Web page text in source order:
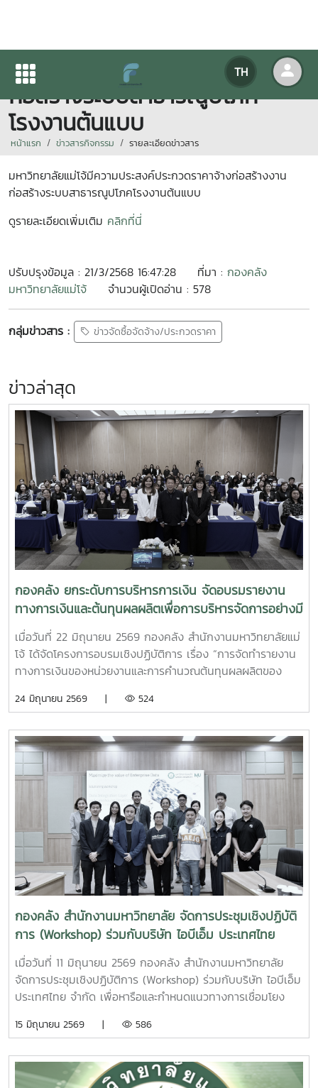
TH
ประกวดราคาจ้างก่อสร้างงาน
ก่อสร้างระบบสาธารณูปโภค
โรงงานต้นแบบ
หน้าแรก ข่าวสารกิจกรรม รายละเอียดข่าวสาร
มหาวิทยาลัยแม่โจ้มีความประสงค์ประกวดราคาจ้างก่อสร้างงาน
ก่อสร้างระบบสาธารณูปโภคโรงงานต้นแบบ
ดูรายละเอียดเพิ่มเติม คลิกที่นี่
ปรับปรุงข้อมูล : 21/3/2568 16:47:28 ที่มา : กองคลัง
มหาวิทยาลัยแม่โจ้
จำนวนผู้เปิดอ่าน : 578
กลุ่มข่าวสาร : ข่าวจัดซื้อจัดจ้าง/ประกวดราคา
ข่าวล่าสุด
กองคลัง ยกระดับการบริหารการเงิน จัดอบรมรายงาน
ทางการเงินและต้นทุนผลผลิตเพื่อการบริหารจัดการอย่างมี
ประสิทธิภาพ
เมื่อวันที่ 22 มิถุนายน 2569 กองคลัง สำนักงานมหาวิทยาลัยแม่
โจ้ ได้จัดโครงการอบรมเชิงปฏิบัติการ เรื่อง “การจัดทำรายงาน
ทางการเงินของหน่วยงานและการคำนวณต้นทุนผลผลิตของ
โรงแรมวินทรี ซิตี้ รีสอร์ท โดยมีผู้บริหารและบุคลากรผู้ปฏิบัติงาน
มหาวิทยาลัยเข้าร่วมการอบรมอย่างพร้อมเพรียงในการนี้ ได้รับ
เกียรติจาก รองศาสตราจารย์จักรพงษ์ พิมพ์พิมล รอง
อธิการบดี เป็นประธานในพิธีกล่าวเปิดโครงการ พร้อมมอบ
นโยบายและแนวทางการดำเนินงานด้านการเงินและงบประมาณ
เพื่อส่งเสริมให้หน่วยงานมีความรู้ความเข้าใจในการจัดทำรายงาน
ทางการเงินและการบริหารจัดการข้อมูลต้นทุนที่ถูกต้อง สามารถ
นำไปใช้ประโยชน์ในการวางแผนและตัดสินใจเชิงบริหารได้อย่างมี
ประสิทธิภาพการอบรมภาคเช้าได้รับเกียรติจาก ผู้ช่วยศาสตรา
จารย์อัชญา ไพคำนาม เป็นวิทยากรบรรยายในหัวข้อ “การ
คำนวณต้นทุนผลผลิตของมหาวิทยาลัย” โดยถ่ายทอดองค์ความรู้
เกี่ยวกับหลักการคำนวณต้นทุนผลผลิต การวิเคราะห์ข้อมูลต้นทุน
และแนวทางการนำข้อมูลต้นทุนไปใช้สนับสนุนการบริหารจัดการ
ทรัพยากรของมหาวิทยาลัยให้เกิดประสิทธิภาพและความคุ้มค่า
สูงสุดส่วนการอบรมภาคบ่ายได้รับเกียรติจาก ผู้ช่วยศาสตราจารย์
ดร.กชพร ศิริโภคากิจ เป็นวิทยากรบรรยายในหัวข้อ “การจัดทำ
รายงานทางการเงิน” เพื่อสร้างความรู้ความเข้าใจเกี่ยวกับหลัก
หน่วยงาน รวมถึงการจัดเตรียมข้อมูลและเอกสารประกอบที่
ต้อง ครบถ้วน และเป็นไปตามข้อกำหนดของมหาวิทยาลัยการจัด
โครงการในครั้งนี้มีวัตถุประสงค์เพื่อเสริมสร้างความรู้ ความ
24 มิถุนายน 2569 | 524
กองคลัง สำนักงานมหาวิทยาลัย จัดการประชุมเชิงปฏิบัติ
การ (Workshop) ร่วมกับบริษัท ไอบีเอ็ม ประเทศไทย
จำกัด
เมื่อวันที่ 11 มิถุนายน 2569 กองคลัง สำนักงานมหาวิทยาลัย
จัดการประชุมเชิงปฏิบัติการ (Workshop) ร่วมกับบริษัท ไอบีเอ็ม
ประเทศไทย จำกัด เพื่อหารือและกำหนดแนวทางการเชื่อมโยง
พร้อมกำหนดขอบเขตการดำเนินงานในระยะนำร่อง (Pilot) ให้
ประชุมดังกล่าวมุ่งเน้นการพิจารณาขอบเขตการดำเนินงานที่
มหาวิทยาลัยประสงค์จะดำเนินการในระยะนำร่อง โดยมีการร่วม
15 มิถุนายน 2569 | 586